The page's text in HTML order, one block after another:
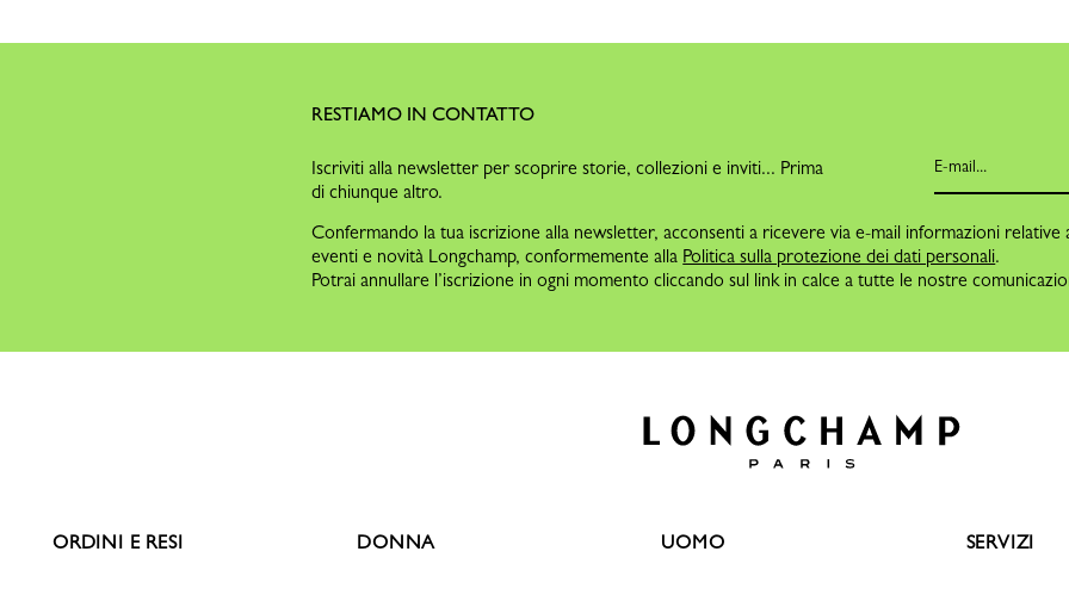
RESTIAMO IN CONTATTO
Iscriviti alla newsletter per scoprire storie, collezioni e inviti... Prima
di chiunque altro.
Confermando la tua iscrizione alla newsletter, acconsenti a ricevere via e-mail informazioni relative
eventi e novità Longchamp, conformemente alla Politica sulla protezione dei dati personali.
Potrai annullare l’iscrizione in ogni momento cliccando sul link in calce a tutte le nostre
ORDINI E RESI DONNA UOMO SERVIZI